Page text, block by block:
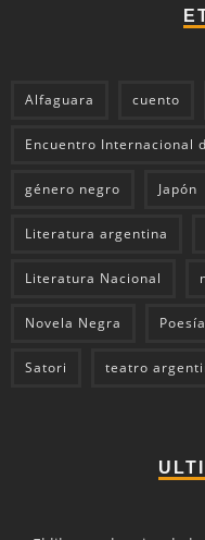
Alfaguara cuento
Encuentro Internacional
género negro Japón
Literatura argentina
Literatura Nacional
Novela Negra Poesía
Satori teatro